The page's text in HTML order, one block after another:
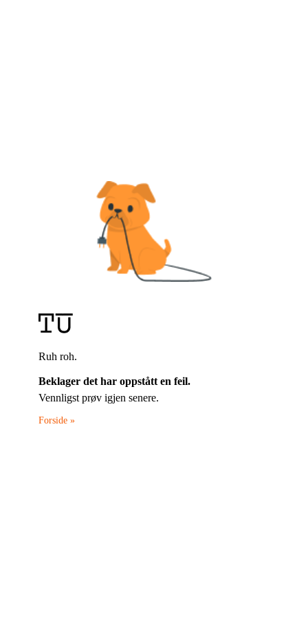
Ruh roh.
Beklager det har oppstått en feil.
Vennligst prøv igjen senere.
Forside »